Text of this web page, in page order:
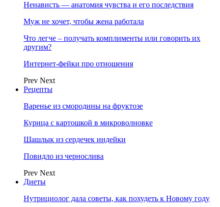
Ненависть — анатомия чувства и его последствия
Муж не хочет, чтобы жена работала
Что легче – получать комплименты или говорить их
другим?
Интернет-фейки про отношения
Prev Next
Рецепты
Варенье из смородины на фруктозе
Курица с картошкой в микроволновке
Шашлык из сердечек индейки
Повидло из чернослива
Prev Next
Диеты
Нутрициолог дала советы, как похудеть к Новому году